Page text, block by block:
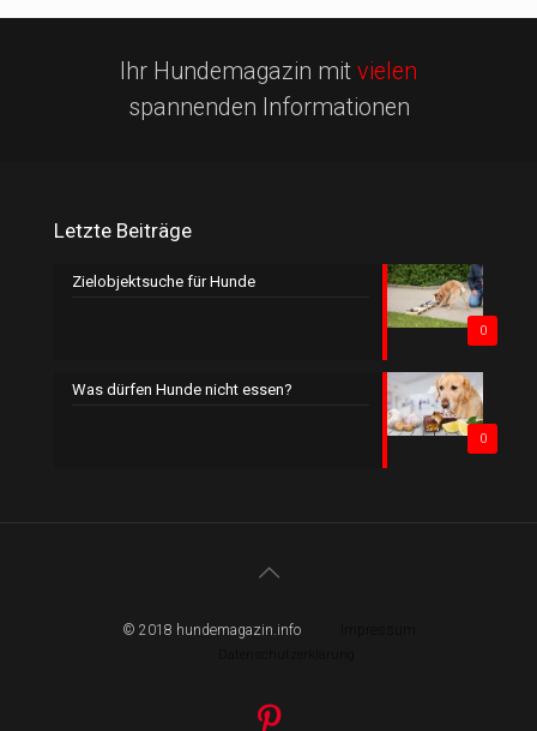
Ihr Hundemagazin mit vielen
spannenden Informationen
Letzte Beiträge
0
Zielobjektsuche für Hunde
0
Was dürfen Hunde nicht essen?
© 2018 hundemagazin.info